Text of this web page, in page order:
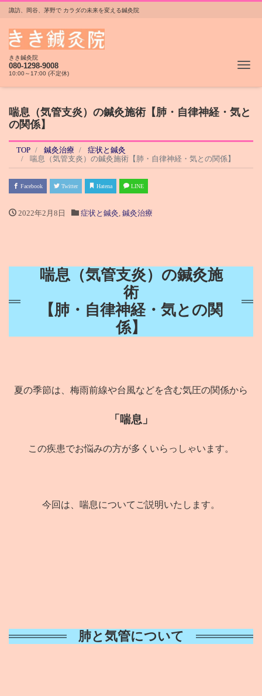
諏訪、岡谷、茅野で カラダの未来を変える鍼灸院
きき鍼灸院
080-1298-9008
10:00～17:00 (不定休)
喘息（気管支炎）の鍼灸施術【肺・自律神経・気と
の関係】
TOP 鍼灸治療
症状と鍼灸
喘息（気管支炎）の鍼灸施術【肺・自律神経・気との関係】
Facebook Twitter Hatena LINE
2022年2月8日 症状と鍼灸 鍼灸治療
喘息（気管支炎）の鍼灸施
術
【肺・自律神経・気との関
係】
夏の季節は、梅雨前線や台風などを含む気圧の関係から
「喘息」
この疾患でお悩みの方が多くいらっしゃいます。
今回は、喘息についてご説明いたします。
肺と気管について